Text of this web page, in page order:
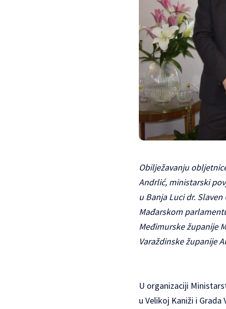
Obilježavanju
Andrlić, ministarski
u Banja Luci dr.
Mađarskom
Međimurske županije
Varaždinske županije
U organizaciji
u Velikoj Kaniži i